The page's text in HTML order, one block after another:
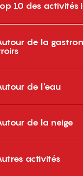
10 des activités
de la
de l'eau
de la neige
activités